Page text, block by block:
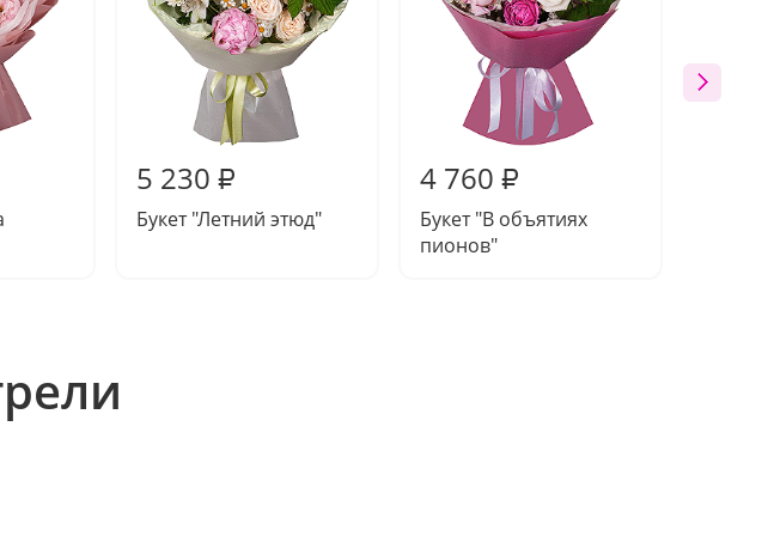
5 230 ₽
Букет "Летний этюд"
4 760 ₽
Букет "В объятиях
пионов"